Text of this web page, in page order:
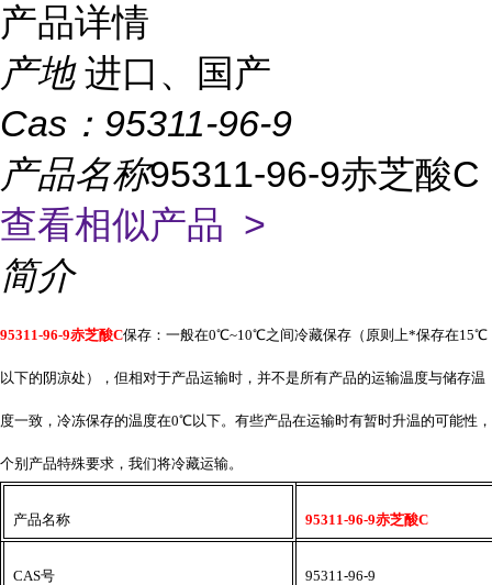
产品详情
产地 进口、国产
Cas： 95311-96-9
产品名称95311-96-9赤芝酸C
查看相似产品 >
简介
95311-96-9赤芝酸C保存：一般在0℃~10℃之间冷藏保存（原则上*保存在15℃
以下的阴凉处），但相对于产品运输时，并不是所有产品的运输温度与储存温
度一致，冷冻保存的温度在0℃以下。有些产品在运输时有暂时升温的可能性，
个别产品特殊要求，我们将冷藏运输。
产品名称 95311-96-9赤芝酸C
CAS号 95311-96-9